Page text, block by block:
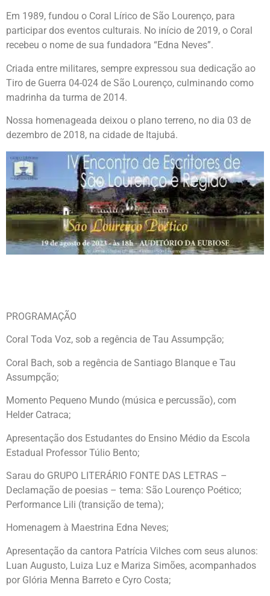
Em 1989, fundou o Coral Lírico de São Lourenço, para
participar dos eventos culturais. No início de 2019, o Coral
recebeu o nome de sua fundadora “Edna Neves”.
Criada entre militares, sempre expressou sua dedicação ao
Tiro de Guerra 04-024 de São Lourenço, culminando como
madrinha da turma de 2014.
Nossa homenageada deixou o plano terreno, no dia 03 de
dezembro de 2018, na cidade de Itajubá.
PROGRAMAÇÃO
Coral Toda Voz, sob a regência de Tau Assumpção;
Coral Bach, sob a regência de Santiago Blanque e Tau
Assumpção;
Momento Pequeno Mundo (música e percussão), com
Helder Catraca;
Apresentação dos Estudantes do Ensino Médio da Escola
Estadual Professor Túlio Bento;
Sarau do GRUPO LITERÁRIO FONTE DAS LETRAS –
Declamação de poesias – tema: São Lourenço Poético;
Performance Lili (transição de tema);
Homenagem à Maestrina Edna Neves;
Apresentação da cantora Patrícia Vilches com seus alunos:
Luan Augusto, Luiza Luz e Mariza Simões, acompanhados
por Glória Menna Barreto e Cyro Costa;